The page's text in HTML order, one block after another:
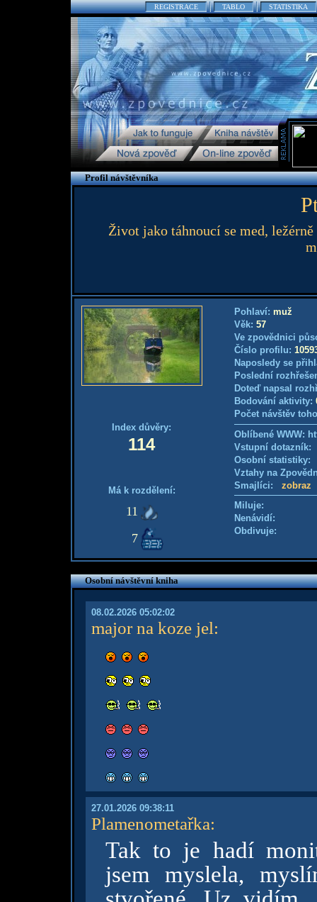
REGISTRACE TABLO STATISTIKA
Profil návštěvníka
Život jako táhnoucí se med,
Index důvěry:
114
Má k rozdělení:
11
7
Pohlaví: muž
Věk: 57
Ve zpovědnici
Číslo profilu:
Naposledy se
Poslední
Doteď napsal
Bodování aktivity:
Počet návštěv
Oblíbené WWW:
Vstupní
Osobní
Vztahy na
Smajlíci: zobraz
Miluje:
Nenávidí:
Obdivuje:
Osobní návštěvní kniha
08.02.2026 05:02:02
major na koze jel:
27.01.2026 09:38:11
Plamenometařka:
Tak to je hadí
jsem myslela,